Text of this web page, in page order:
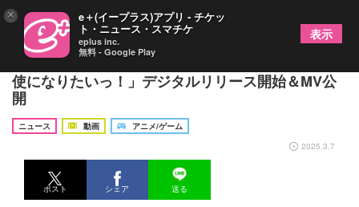
三月のパンタシア×ナナヲアカリ、コラボ楽曲「天
使になりたいっ！」デジタルリリース開始＆MV公
開
ニュース 動画
アニメ/ゲーム
2025.3.7
ポスト シェア 送る
× e＋(イープラス)アプリ - チケッ
ト・ニュース・スマチケ
eplus inc.
無料 - Google Play
表示